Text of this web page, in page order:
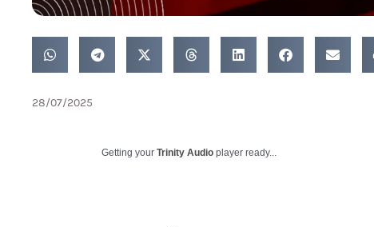
28/07/2025
Getting your Trinity Audio player ready...